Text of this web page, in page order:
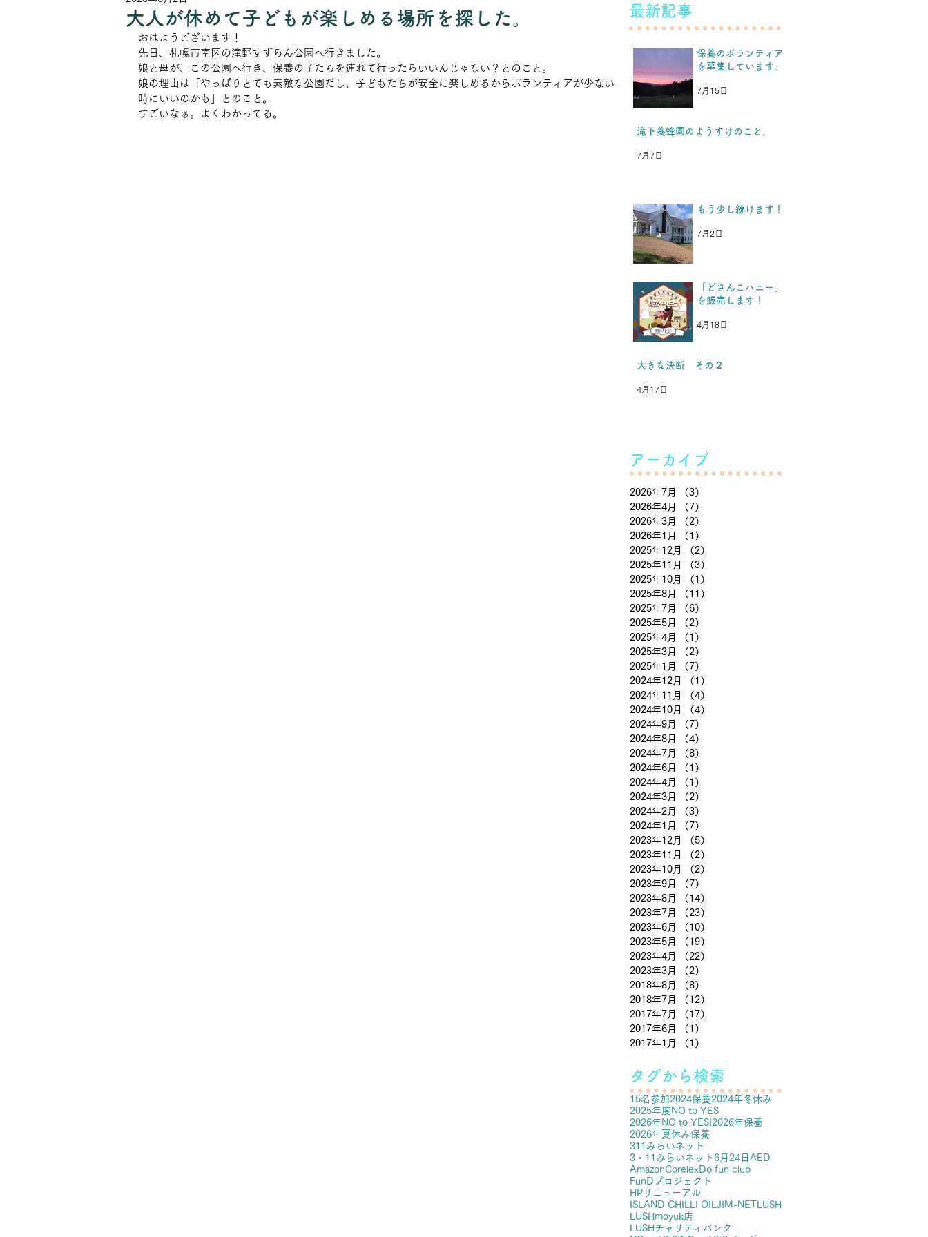
大人が休めて子どもが楽しめる場所を探した。
おはようございます！
先日、札幌市南区の滝野すずらん公園へ行きました。
娘と母が、この公園へ行き、保養の子たちを連れて行ったらいいんじゃない？とのこと。
娘の理由は「やっぱりとても素敵な公園だし、子どもたちが安全に楽しめるからボランティアが少ない
時にいいのかも」とのこと。
すごいなぁ。よくわかってる。
アーカイブ
2026年7月 （3）
2026年4月
（7）
2026年3月
（2）
2026年1月
（1）
2025年12月
（2）
2025年11月
（3）
2025年10月
（1）
2025年8月
（11）
2025年7月
（6）
2025年5月
（2）
2025年4月
（1）
2025年3月
（2）
2025年1月
（7）
2024年12月
（1）
2024年11月
（4）
2024年10月
（4）
2024年9月
（7）
2024年8月
（4）
2024年7月
（8）
2024年6月
（1）
2024年4月
（1）
2024年3月
（2）
2024年2月
（3）
2024年1月
（7）
2023年12月
（5）
2023年11月
（2）
2023年10月
（2）
2023年9月
（7）
2023年8月
（14）
2023年7月
（23）
2023年6月
（10）
2023年5月
（19）
2023年4月
（22）
2023年3月
（2）
2018年8月
（8）
2018年7月
（12）
2017年7月
（17）
2017年6月
（1）
2017年1月
（1）
タグから検索
15名参加 2024保養2024年冬休み
2025年度NO to YES
2026年NO to YES!2026年保養
2026年夏休み保養
311みらいネット
3・11みらいネット6月24日 AED
AmazonCorelex Do fun club
FunDプロジェクト
HPリニューアル
ISLAND CHILLI OILJIM-NET LUSH
LUSHmoyuk店
LUSHチャリティバンク
最新記事
保養のボランティア
を募集しています。
7月15日
滝下養蜂園のようすけのこと。
7月7日
もう少し続けます！
7月2日
「どさんこハニー」
を販売します！
4月18日
大きな決断 その２
4月17日